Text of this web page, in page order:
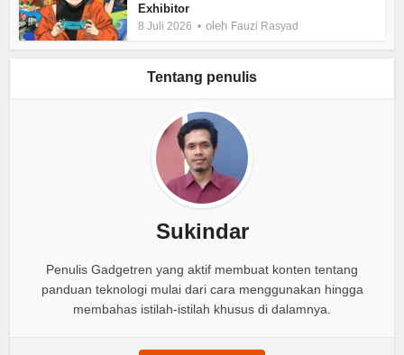
Exhibitor
8 Juli 2026 oleh Fauzi Rasyad
Tentang penulis
Sukindar
Penulis Gadgetren yang aktif membuat konten tentang
panduan teknologi mulai dari cara menggunakan hingga
membahas istilah-istilah khusus di dalamnya.